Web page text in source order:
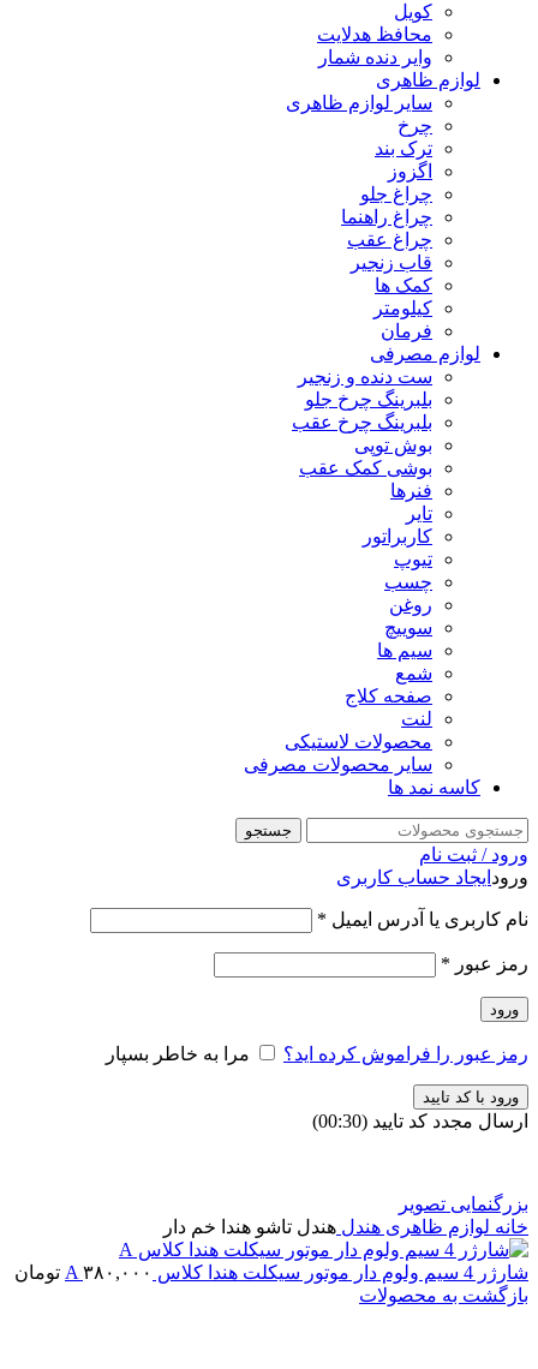
کویل
محافظ هدلایت
وایر دنده شمار
لوازم ظاهری
سایر لوازم ظاهری
چرخ
ترک بند
اگزوز
چراغ جلو
چراغ راهنما
چراغ عقب
قاب زنجیر
کمک ها
کیلومتر
فرمان
لوازم مصرفی
ست دنده و زنجیر
بلبرینگ چرخ جلو
بلبرینگ چرخ عقب
بوش توپی
بوشی کمک عقب
فنرها
تایر
کاربراتور
تیوپ
چسب
روغن
سوییچ
سیم ها
شمع
صفحه کلاج
لنت
محصولات لاستیکی
سایر محصولات مصرفی
کاسه نمد ها
جستجو
ورود / ثبت نام
ورود ایجاد حساب کاربری
نام کاربری یا آدرس ایمیل *
رمز عبور *
ورود
رمز عبور را فراموش کرده اید؟ مرا به خاطر بسپار
ورود با کد تایید
ارسال مجدد کد تایید (00:
30
)
بزرگنمایی تصویر
خانه لوازم ظاهری هندل هندل تاشو هندا خم دار
شارژر 4 سیم ولوم دار موتور سیکلت هندا کلاس A ۳۸۰,۰۰۰
تومان
بازگشت به محصولات